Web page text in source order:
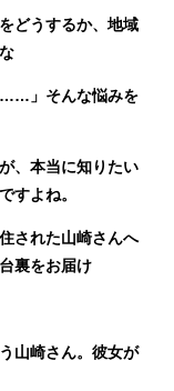
どうするか、地域
」 そんな悩みを
、本当に知りたい
すよね。
された山崎さんへ
裏をお届け
山崎さん。彼女が